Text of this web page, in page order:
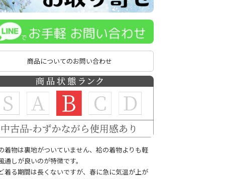
商品についてのお問い合わせ
着物は裏地がついていません、袷の着物よりも軽
通しが良いのが特徴です。
着る期間は長くないですが、春に急に気温が上が